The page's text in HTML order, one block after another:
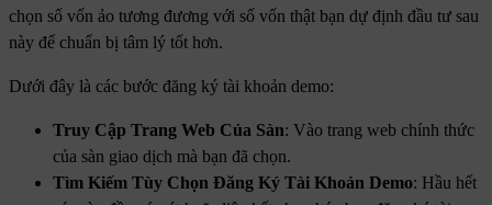
chọn số vốn ảo tương đương với số vốn thật bạn dự định đầu tư sau
này để chuẩn bị tâm lý tốt hơn.
Dưới đây là các bước đăng ký tài khoản demo:
Truy Cập Trang Web Của Sàn: Vào trang web chính thức
của sàn giao dịch mà bạn đã chọn.
Tìm Kiếm Tùy Chọn Đăng Ký Tài Khoản Demo: Hầu hết